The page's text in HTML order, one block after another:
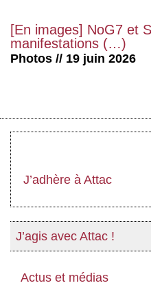
[En images] NoG7 et
manifestations (…)
Photos // 19 juin 2026
J’adhère à Attac
J’agis avec Attac !
Actus et médias